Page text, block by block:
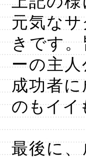
元気な
きです
ーの主
成功者
のもイイ
最後に